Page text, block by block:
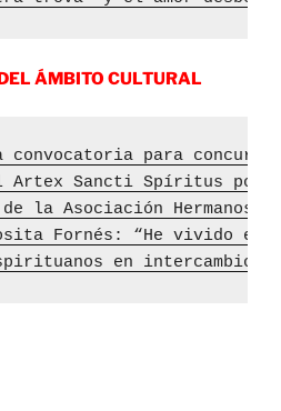
ÁMBITO CULTURAL
convocatoria para concurso
Artex Sancti Spíritus por
la Asociación Hermanos
Fornés: “He vivido
en intercambio